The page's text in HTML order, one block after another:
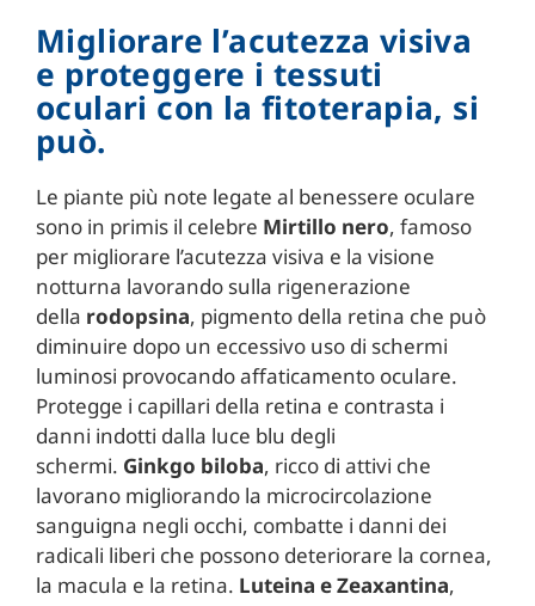
Migliorare l’acutezza visiva
e proteggere i tessuti
oculari con la fitoterapia, si
può.
Le piante più note legate al benessere oculare
sono in primis il celebre Mirtillo nero, famoso
per migliorare l’acutezza visiva e la visione
notturna lavorando sulla rigenerazione
della rodopsina, pigmento della retina che può
diminuire dopo un eccessivo uso di schermi
luminosi provocando affaticamento oculare.
Protegge i capillari della retina e contrasta i
danni indotti dalla luce blu degli
schermi. Ginkgo biloba, ricco di attivi che
lavorano migliorando la microcircolazione
sanguigna negli occhi, combatte i danni dei
radicali liberi che possono deteriorare la cornea,
la macula e la retina. Luteina e Zeaxantina,